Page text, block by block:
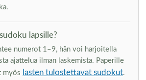
lapsille?
numerot 1–9, hän voi harjoitella
ajattelua ilman laskemista. Paperille
myös lasten tulostettavat sudokut.